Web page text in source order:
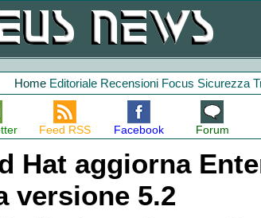
Home Editoriale Recensioni Focus Sicurezza
Feed RSS Facebook Forum
Hat aggiorna
versione 5.2